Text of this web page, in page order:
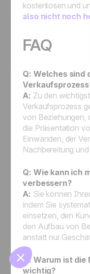
🍪
kostenlosen und
also nicht noch
FAQ
Q: Welches sind
A: Zu den
Verkaufsprozess
von Beziehungen,
die Präsentation
Einwänden, der
Nachbereitung
Q: Wie kann ich
verbessern?
A: Sie können
indem Sie
einsetzen, den
den Aufbau von
anstatt nur
Q: Warum ist
wichtig?